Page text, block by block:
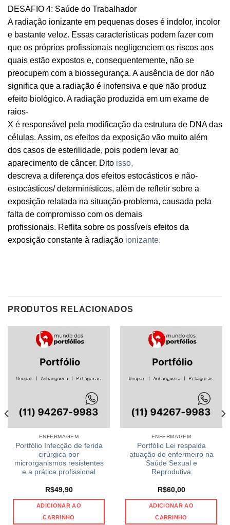
DESAFIO 4: Saúde do Trabalhador
A radiação ionizante em pequenas doses é indolor, incolor
e bastante veloz. Essas características podem fazer com
que os próprios profissionais negligenciem os riscos aos
quais estão expostos e, consequentemente, não se
preocupem com a biossegurança. A ausência de dor não
significa que a radiação é inofensiva e que não produz
efeito biológico. A radiação produzida em um exame de
raios-
X é responsável pela modificação da estrutura de DNA das
células. Assim, os efeitos da exposição vão muito além
dos casos de esterilidade, pois podem levar ao
aparecimento de câncer. Dito isso,
descreva a diferença dos efeitos estocásticos e não-
estocásticos/ determinísticos, além de refletir sobre a
exposição relatada na situação-problema, causada pela
falta de compromisso com os demais
profissionais. Reflita sobre os possíveis efeitos da
exposição constante à radiação ionizante.
PRODUTOS RELACIONADOS
ENFERMAGEM
Portfólio Infecção de ferida
cirúrgica por
microrganismos resistentes
e a prática profissional
R$49,90
ADICIONAR AO
CARRINHO
ENFERMAGEM
Portfólio Lei respalda
atuação do enfermeiro na
Saúde Sexual e
Reprodutiva
R$60,00
ADICIONAR AO
CARRINHO